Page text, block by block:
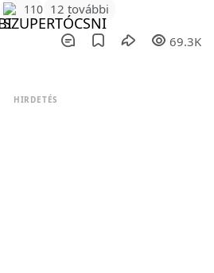
110 12 további
69.3K
HIRDETÉS